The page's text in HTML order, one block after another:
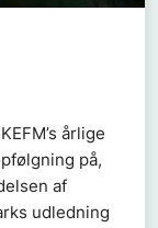
årlige
på,
af
udledning